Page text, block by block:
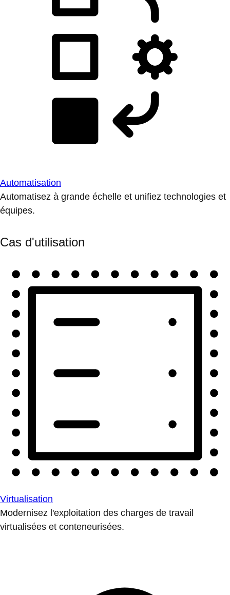
Automatisation
Automatisez à grande échelle et unifiez technologies et
équipes.
Cas d'utilisation
Virtualisation
Modernisez l'exploitation des charges de travail
virtualisées et conteneurisées.